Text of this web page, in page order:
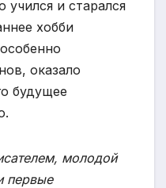
учился и старался
хобби
оказало
будущее
молодой
первые